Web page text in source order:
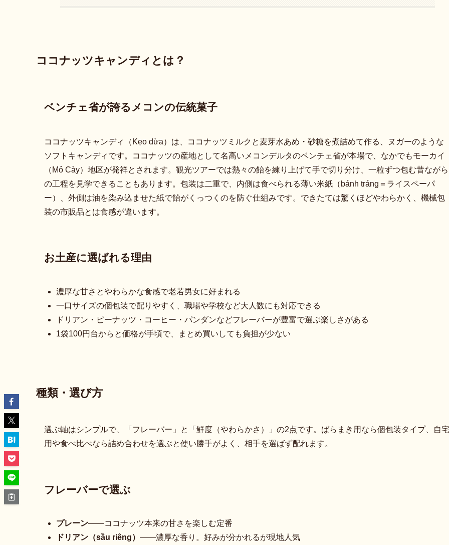
ココナッツキャンディとは？
ベンチェ省が誇るメコンの伝統菓子
ココナッツキャンディ（Kẹo dừa）は、ココナッツミルクと麦芽水あめ・砂糖を煮詰めて作る、ヌガーのような
ソフトキャンディです。ココナッツの産地として名高いメコンデルタのベンチェ省が本場で、なかでもモーカイ
（Mỏ Cày）地区が発祥とされます。観光ツアーでは熱々の飴を練り上げて手で切り分け、一粒ずつ包む昔ながら
の工程を見学できることもあります。包装は二重で、内側は食べられる薄い米紙（bánh tráng＝ライスペーパ
ー）、外側は油を染み込ませた紙で飴がくっつくのを防ぐ仕組みです。できたては驚くほどやわらかく、機械包
装の市販品とは食感が違います。
お土産に選ばれる理由
濃厚な甘さとやわらかな食感で老若男女に好まれる
一口サイズの個包装で配りやすく、職場や学校など大人数にも対応できる
ドリアン・ピーナッツ・コーヒー・パンダンなどフレーバーが豊富で選ぶ楽しさがある
1袋100円台からと価格が手頃で、まとめ買いしても負担が少ない
種類・選び方
選ぶ軸はシンプルで、「フレーバー」と「鮮度（やわらかさ）」の2点です。ばらまき用なら個包装タイプ、自宅
用や食べ比べなら詰め合わせを選ぶと使い勝手がよく、相手を選ばず配れます。
フレーバーで選ぶ
プレーン——ココナッツ本来の甘さを楽しむ定番
ドリアン（sầu riêng） ——濃厚な香り。好みが分かれるが現地人気